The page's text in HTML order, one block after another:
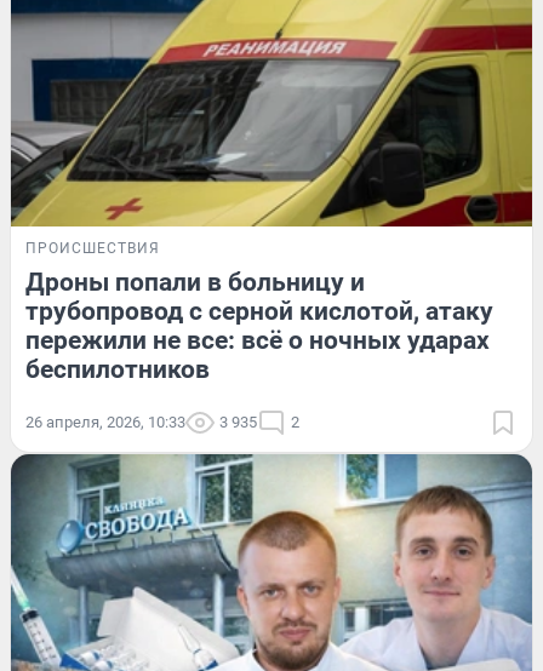
ПРОИСШЕСТВИЯ
Дроны попали в больницу и
трубопровод с серной кислотой, атаку
пережили не все: всё о ночных ударах
беспилотников
26 апреля, 2026, 10:33 3 935 2